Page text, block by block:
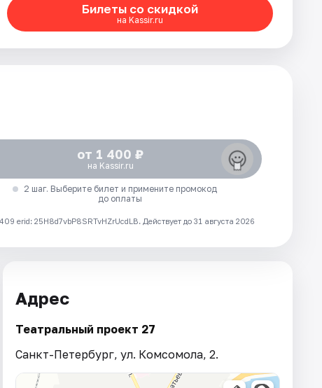
Билеты со скидкой
на Kassir.ru
от 1 400 ₽
на Kassir.ru
2 шаг. Выберите билет и примените промокод
до оплаты
25H8d7vbP8SRTvHZrUcdLB. Действует до 31 августа 2026
Адрес
Театральный проект 27
Санкт-Петербург, ул. Комсомола, 2.